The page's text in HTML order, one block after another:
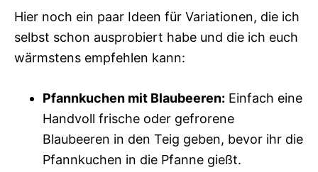
Hier noch ein paar Ideen für Variationen, die ich
selbst schon ausprobiert habe und die ich euch
wärmstens empfehlen kann:
Pfannkuchen mit Blaubeeren: Einfach eine
Handvoll frische oder gefrorene
Blaubeeren in den Teig geben, bevor ihr die
Pfannkuchen in die Pfanne gießt.